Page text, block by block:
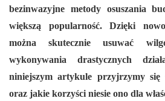
bezinwazyjne metody osuszania
większą popularność. Dzięki
można skutecznie usuwać
wykonywania drastycznych
niniejszym artykule przyjrzymy się
oraz jakie korzyści niesie ono dla